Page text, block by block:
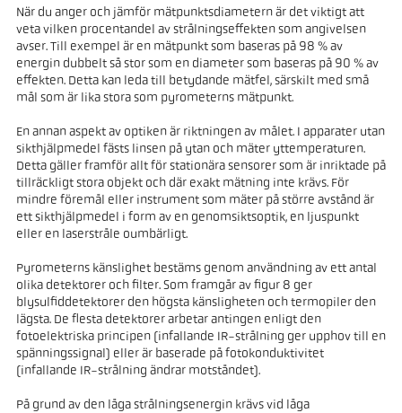
När du anger och jämför mätpunktsdiametern är det viktigt att
veta vilken procentandel av strålningseffekten som angivelsen
avser. Till exempel är en mätpunkt som baseras på 98 % av
energin dubbelt så stor som en diameter som baseras på 90 % av
effekten. Detta kan leda till betydande mätfel, särskilt med små
mål som är lika stora som pyrometerns mätpunkt.
En annan aspekt av optiken är riktningen av målet. I apparater utan
sikthjälpmedel fästs linsen på ytan och mäter yttemperaturen.
Detta gäller framför allt för stationära sensorer som är inriktade på
tillräckligt stora objekt och där exakt mätning inte krävs. För
mindre föremål eller instrument som mäter på större avstånd är
ett sikthjälpmedel i form av en genomsiktsoptik, en ljuspunkt
eller en laserstråle oumbärligt.
Pyrometerns känslighet bestäms genom användning av ett antal
olika detektorer och filter. Som framgår av figur 8 ger
blysulfiddetektorer den högsta känsligheten och termopiler den
lägsta. De flesta detektorer arbetar antingen enligt den
fotoelektriska principen (infallande IR-strålning ger upphov till en
spänningssignal) eller är baserade på fotokonduktivitet
(infallande IR-strålning ändrar motståndet).
På grund av den låga strålningsenergin krävs vid låga